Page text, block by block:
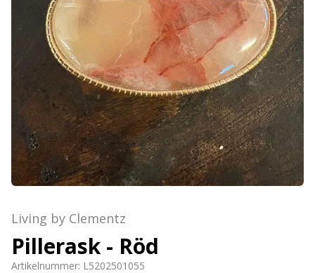
Living by Clementz
Pillerask - Röd
Artikelnummer: L5202501055